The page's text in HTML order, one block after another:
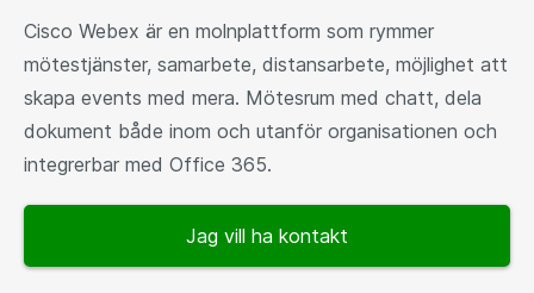
Cisco Webex är en molnplattform som rymmer
mötestjänster, samarbete, distansarbete, möjlighet att
skapa events med mera. ​Mötesrum med chatt, dela
dokument både inom och utanför organisationen och
integrerbar med Office 365.
Jag vill ha kontakt